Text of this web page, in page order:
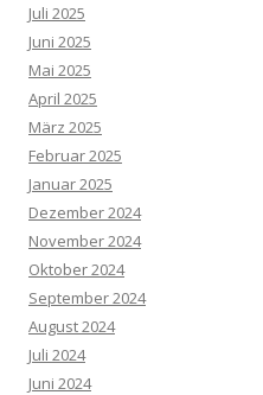
Juli 2025
Juni 2025
Mai 2025
April 2025
März 2025
Februar 2025
Januar 2025
Dezember 2024
November 2024
Oktober 2024
September 2024
August 2024
Juli 2024
Juni 2024